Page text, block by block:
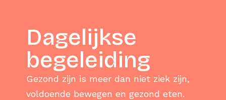
Dagelijkse
begeleiding
Gezond zijn is meer dan niet ziek zijn,
voldoende bewegen en gezond eten.